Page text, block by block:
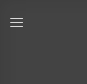
Inhalt